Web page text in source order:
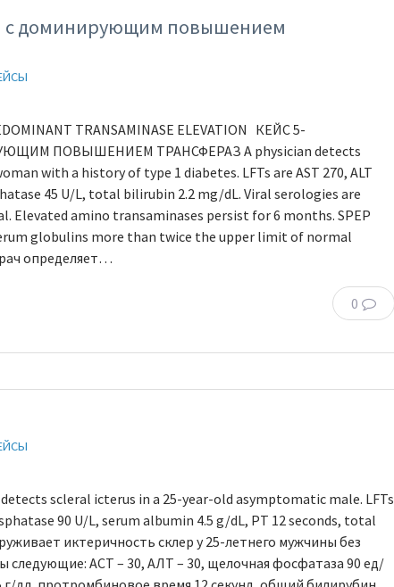
с доминирующим повышением
TRANSAMINASE ELEVATION КЕЙС 5-
ПОВЫШЕНИЕМ ТРАНСФЕРАЗ A physician detects
with a history of type 1 diabetes. LFTs are AST 270, ALT
45 U/L, total bilirubin 2.2 mg/dL. Viral serologies are
Elevated amino transaminases persist for 6 months. SPEP
globulins more than twice the upper limit of normal
определяет…
0
detects scleral icterus in a 25-year-old asymptomatic male. LFTs
90 U/L, serum albumin 4.5 g/dL, PT 12 seconds, total
иктеричность склер у 25-летнего мужчины без
АСТ – 30, АЛТ – 30, щелочная фосфатаза 90 ед/